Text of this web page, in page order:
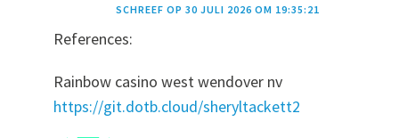
SCHREEF OP 30 JULI 2026 OM 19:35:21
References:
Rainbow casino west wendover nv
https://git.dotb.cloud/sheryltackett2